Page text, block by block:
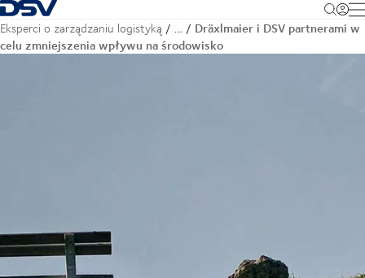
Cofnij do strony głównej
Eksperci o zarządzaniu logistyką …
Dräxlmaier i DSV partnerami w
celu zmniejszenia wpływu na środowisko